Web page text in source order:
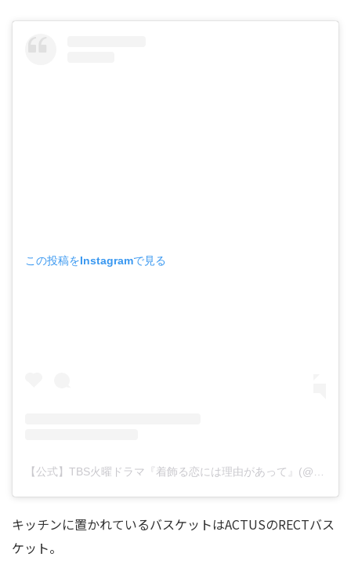
この投稿をInstagramで見る
キッチンに置かれているバスケットはACTUSのRECTバス
ケット。